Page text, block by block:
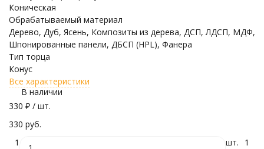
Коническая
Обрабатываемый материал
Дерево, Дуб, Ясень, Композиты из дерева, ДСП, ЛДСП, МДФ,
Шпонированные панели, ДБСП (HPL), Фанера
Тип торца
Конус
Все характеристики
В наличии
330 ₽ / шт.
330 руб.
1
шт. 1